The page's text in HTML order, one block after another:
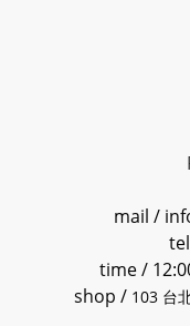
mail /
time /
shop / 103 台